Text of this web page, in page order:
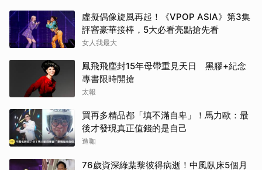
虛擬偶像旋風再起！《VPOP ASIA》第3集
評審豪華接棒，5大必看亮點搶先看
女人我最大
鳳飛飛塵封15年母帶重見天日 黑膠+紀念
專書限時開搶
太報
買再多精品都「填不滿自卑」！馬力歐：最
後才發現真正值錢的是自己
造咖
76歲資深綠葉黎彼得病逝！中風臥床5個月